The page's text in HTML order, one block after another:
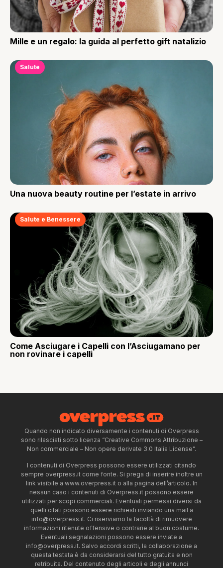
Mille e un regalo: la guida al perfetto gift natalizio
Salute
Una nuova beauty routine per l’estate in arrivo
Salute e Benessere
Come Asciugare i Capelli con l’Asciugamano per
non rovinare i capelli
Quando non indicato diversamente i contenuti di Overpress
sono rilasciati sotto licenza “Creative Commons Attribuzione –
Non commerciale – Non opere derivate 3.0 Italia License”.
I contenuti di Overpress possono essere utilizzati citando
sempre overpress.it come fonte. Si prega di inserire inoltre un
link visibile a www.overpress.it o alla pagina dell’articolo. In
nessun caso i contenuti di Overpress.it possono essere
utilizzati per scopi commerciali. Eventuali permessi diversi da
quelli citati possono essere richiesti inviando una mail a
info@overpress.it. Ci riserviamo la facoltà di rimuovere
informazioni ritenute offensive o contrarie al buon costume.
Eventuali segnalazioni possono essere inviate a
info@overpress.it. Salvo accordi scritti, la collaborazione a
questa testata è da considerarsi del tutto gratuita e non
retribuita. Del contenuto degli articoli e degli annunci